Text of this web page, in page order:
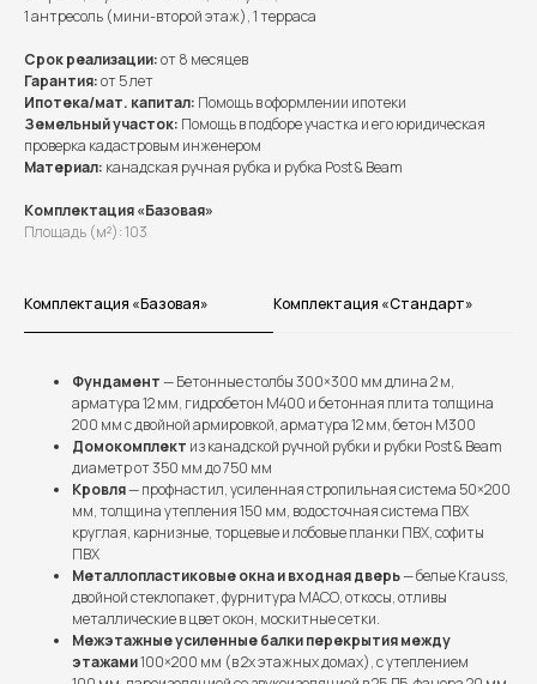
1 антресоль (мини-второй этаж), 1 терраса
Срок реализации:от 8 месяцев
Гарантия:от 5 лет
Ипотека/мат. капитал: Помощь в оформлении ипотеки
Земельный участок: Помощь в подборе участка и его юридическая
проверка кадастровым инженером
Материал: канадская ручная рубка и рубка Post & Beam
Комплектация «Базовая»
Площадь (м²): 103
Комплектация «Базовая» Комплектация «Стандарт»
Фундамент— Бетонные столбы 300×300 мм длина 2 м,
арматура 12 мм, гидробетон М400 и бетонная плита толщина
200 мм с двойной армировкой, арматура 12 мм, бетон М300
Домокомплект из канадской ручной рубки и рубки Post & Beam
диаметр от 350 мм до 750 мм
Кровля— профнастил, усиленная стропильная система 50×200
мм, толщина утепления 150 мм, водосточная система ПВХ
круглая, карнизные, торцевые и лобовые планки ПВХ, софиты
ПВХ
Металлопластиковые окна и входная дверь— белые Krauss,
двойной стеклопакет, фурнитура МАСО, откосы, отливы
металлические в цвет окон, москитные сетки.
Межэтажные усиленные балки перекрытия между
этажами100×200 мм (в 2х этажных домах), с утеплением
Более 100 семей уже
построили дом мечты
вместе с нами
Выполненные проекты